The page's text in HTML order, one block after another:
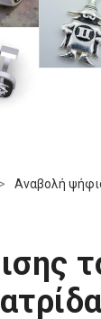
> Αναβολή